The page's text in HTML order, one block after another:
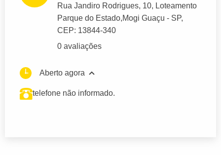
Rua Jandiro Rodrigues, 10, Loteamento
Parque do Estado,Mogi Guaçu - SP,
CEP: 13844-340
0 avaliações
Aberto agora
telefone não informado.